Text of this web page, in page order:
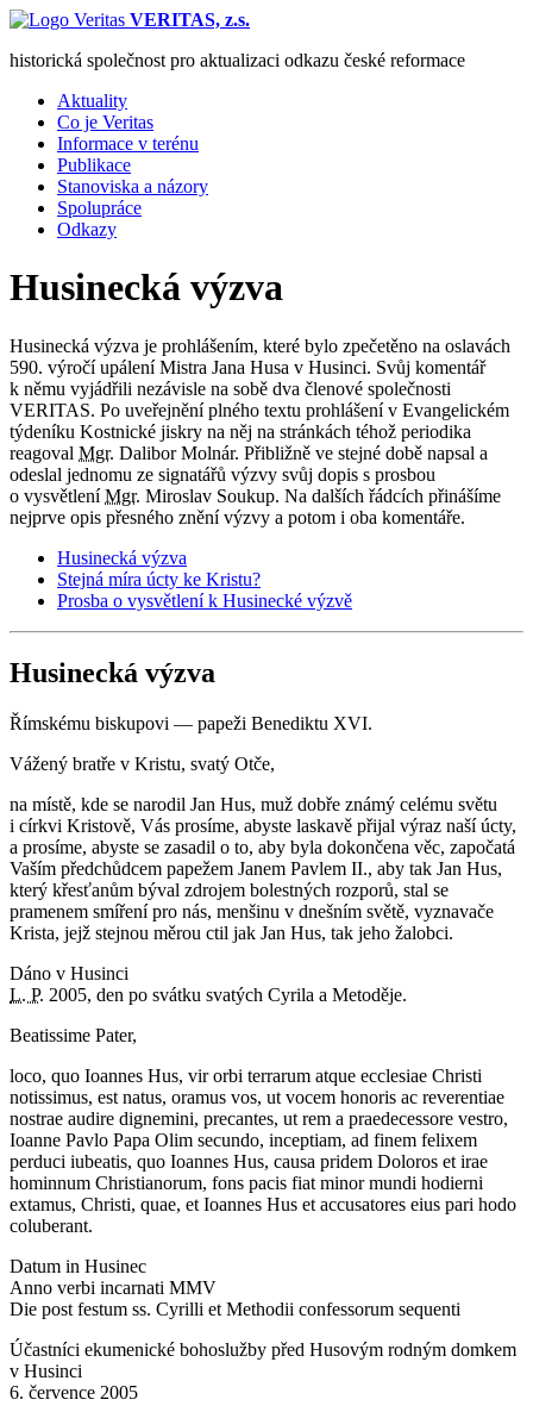
VERITAS, z.s.
historická společnost pro aktualizaci odkazu české reformace
Aktuality
Co je Veritas
Informace v terénu
Publikace
Stanoviska a názory
Spolupráce
Odkazy
Husinecká výzva
Husinecká výzva je prohlášením, které bylo zpečetěno na oslavách
590. výročí upálení Mistra Jana Husa v Husinci. Svůj komentář
k němu vyjádřili nezávisle na sobě dva členové společnosti
VERITAS. Po uveřejnění plného textu prohlášení v Evangelickém
týdeníku Kostnické jiskry na něj na stránkách téhož periodika
reagoval Mgr. Dalibor Molnár. Přibližně ve stejné době napsal a
odeslal jednomu ze signatářů výzvy svůj dopis s prosbou
o vysvětleníMgr. Miroslav Soukup. Na dalších řádcích přinášíme
nejprve opis přesného znění výzvy a potom i oba komentáře.
Husinecká výzva
Stejná míra úcty ke Kristu?
Prosba o vysvětlení k Husinecké výzvě
Husinecká výzva
Římskému biskupovi — papeži Benediktu XVI.
Vážený bratře v Kristu, svatý Otče,
na místě, kde se narodil Jan Hus, muž dobře známý celému světu
i církvi Kristově, Vás prosíme, abyste laskavě přijal výraz naší úcty,
a prosíme, abyste se zasadil o to, aby byla dokončena věc, započatá
Vaším předchůdcem papežem Janem Pavlem II., aby tak Jan Hus,
který křesťanům býval zdrojem bolestných rozporů, stal se
pramenem smíření pro nás, menšinu v dnešním světě, vyznavače
Krista, jejž stejnou měrou ctil jak Jan Hus, tak jeho žalobci.
Dáno v Husinci
L. P. 2005, den po svátku svatých Cyrila a Metoděje.
Beatissime Pater,
loco, quo Ioannes Hus, vir orbi terrarum atque ecclesiae Christi
notissimus, est natus, oramus vos, ut vocem honoris ac reverentiae
nostrae audire dignemini, precantes, ut rem a praedecessore vestro,
Ioanne Pavlo Papa Olim secundo, inceptiam, ad finem felixem
perduci iubeatis, quo Ioannes Hus, causa pridem Doloros et irae
hominnum Christianorum, fons pacis fiat minor mundi hodierni
extamus, Christi, quae, et Ioannes Hus et accusatores eius pari hodo
coluberant.
Datum in Husinec
Anno verbi incarnati MMV
Die post festum ss. Cyrilli et Methodii confessorum sequenti
Účastníci ekumenické bohoslužby před Husovým rodným domkem
v Husinci
6. července 2005